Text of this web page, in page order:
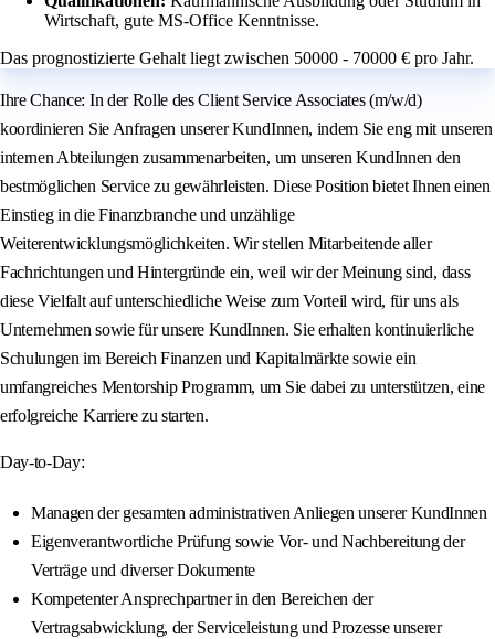
Wirtschaft, gute MS-Office Kenntnisse.
Das prognostizierte Gehalt liegt zwischen 50000 - 70000 € pro Jahr.
Ihre Chance: In der Rolle des Client Service Associates (m/w/d)
koordinieren Sie Anfragen unserer KundInnen, indem Sie eng mit unseren
internen Abteilungen zusammenarbeiten, um unseren KundInnen den
bestmöglichen Service zu gewährleisten. Diese Position bietet Ihnen einen
Einstieg in die Finanzbranche und unzählige
Weiterentwicklungsmöglichkeiten. Wir stellen Mitarbeitende aller
Fachrichtungen und Hintergründe ein, weil wir der Meinung sind, dass
diese Vielfalt auf unterschiedliche Weise zum Vorteil wird, für uns als
Unternehmen sowie für unsere KundInnen. Sie erhalten kontinuierliche
Schulungen im Bereich Finanzen und Kapitalmärkte sowie ein
umfangreiches Mentorship Programm, um Sie dabei zu unterstützen, eine
erfolgreiche Karriere zu starten.
Day-to-Day:
Managen der gesamten administrativen Anliegen unserer KundInnen
Eigenverantwortliche Prüfung sowie Vor- und Nachbereitung der
Verträge und diverser Dokumente
Kompetenter Ansprechpartner in den Bereichen der
Vertragsabwicklung, der Serviceleistung und Prozesse unserer